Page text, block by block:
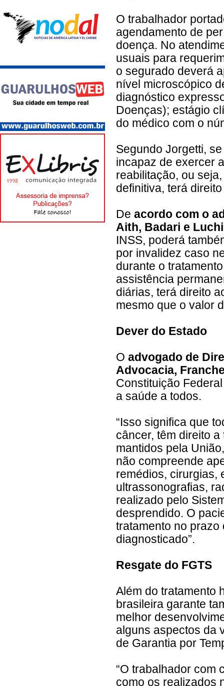
O trabalhador
agendamento de
doença. No
usuais para
o segurado deverá
nível microscópico
diagnóstico
Doenças); estágio
do médico com o
Segundo Jorgetti,
incapaz de exercer
reabilitação, ou
definitiva, terá
De acordo com o
Aith, Badari e
INSS, poderá
por invalidez caso
durante o
assistência
diárias, terá direito
mesmo que o valor
Dever do Estado
O advogado de
Advocacia,
Constituição
a saúde a todos.
“Isso significa que
câncer, têm direito
mantidos pela
não compreende
remédios, cirurgias,
ultrassonografias,
realizado pelo
desprendido. O
tratamento no prazo
diagnosticado”.
Resgate do FGTS
Além do tratamento
brasileira garante
melhor
alguns aspectos da
de Garantia por
“O trabalhador com
como os realizados